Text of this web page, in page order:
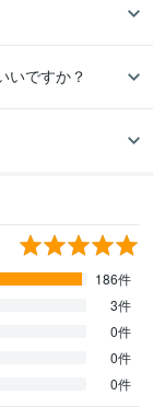
いですか？
186件
3件
0件
0件
0件